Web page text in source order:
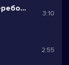
Переживём перерастём переболеем
3:10
2:55